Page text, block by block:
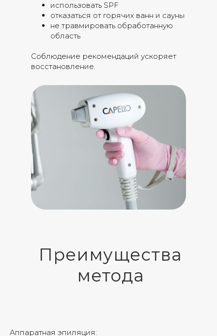
использовать SPF
отказаться от горячих ванн и сауны
не травмировать обработанную
область
Соблюдение рекомендаций ускоряет
восстановление.
Преимущества
метода
Аппаратная эпиляция: